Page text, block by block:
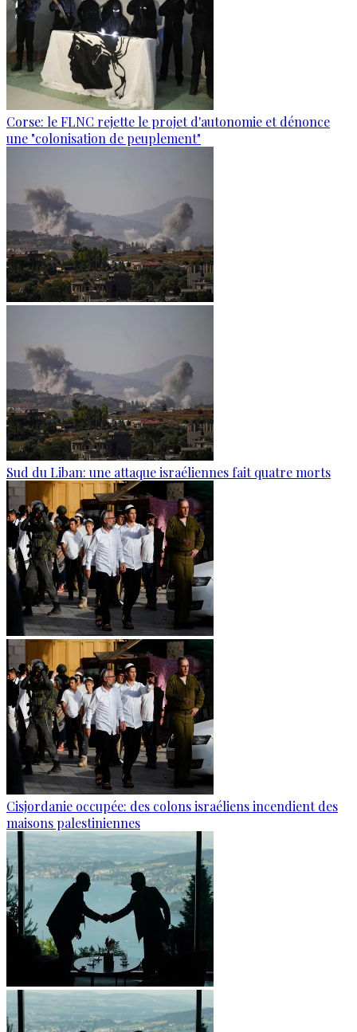
Corse: le FLNC rejette le projet d'autonomie et dénonce
une "colonisation de peuplement"
Sud du Liban: une attaque israéliennes fait quatre morts
Cisjordanie occupée: des colons israéliens incendient des
maisons palestiniennes